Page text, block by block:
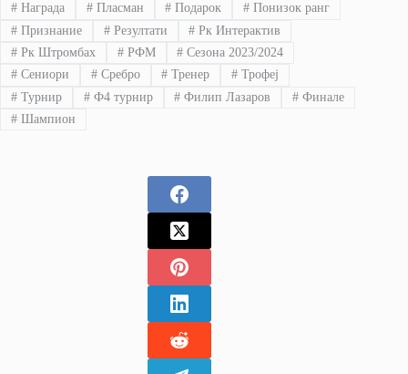
#Награда #Пласман # Подарок # Понизок ранг
#Признание #Резултати # Рк Интерактив
#Рк Штромбах #РФМ # Сезона 2023/2024
#Сениори #Сребро # Тренер # Трофеј
#Турнир #Ф4 турнир # Филип Лазаров # Финале
#Шампион